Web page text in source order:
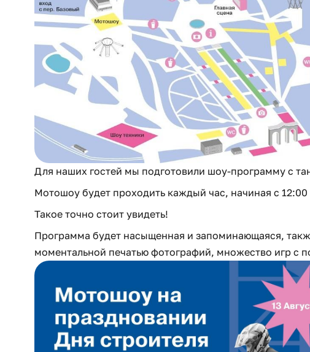
Для наших гостей мы подготовили шоу-программу с
Мотошоу будет проходить каждый час, начиная с
Такое точно стоит увидеть!
Программа будет насыщенная и запоминающаяся,
моментальной печатью фотографий, множество игр с